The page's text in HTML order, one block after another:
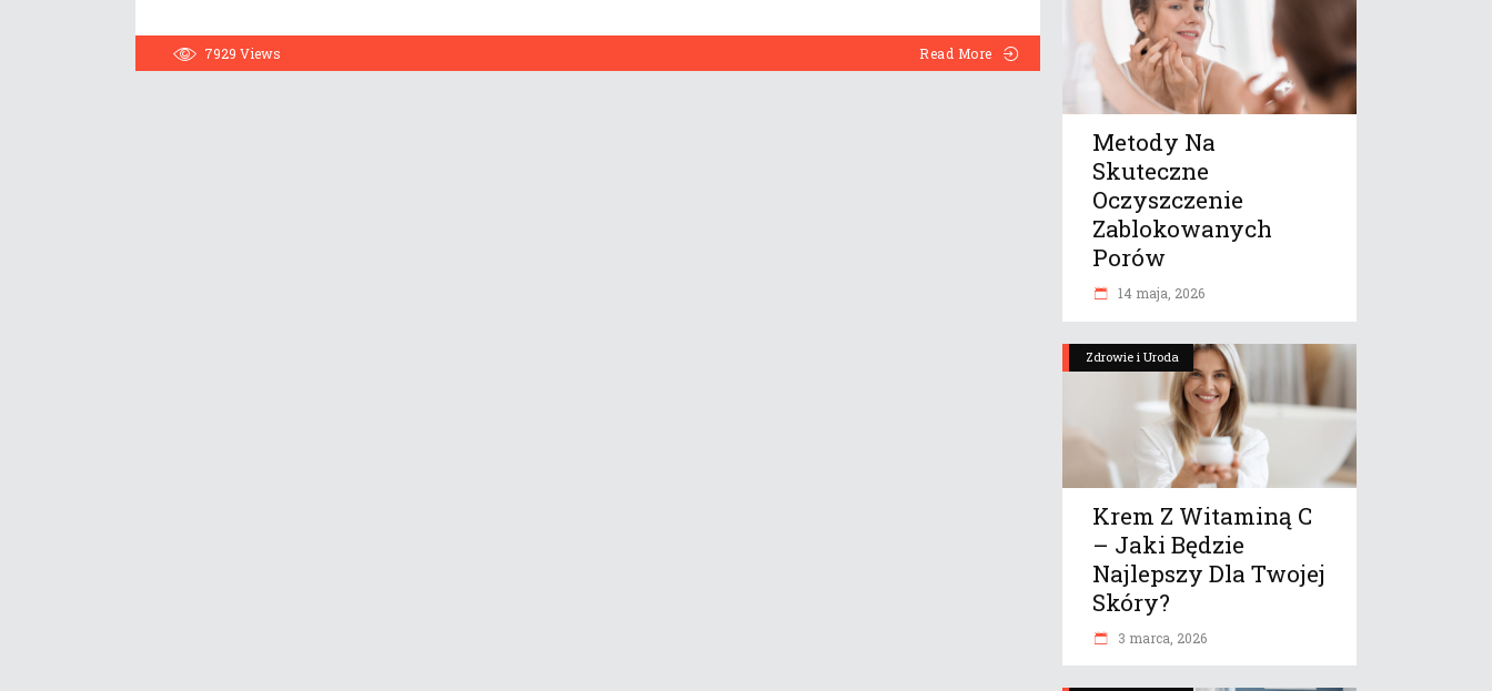
7929 Views Read More
Metody Na
Skuteczne
Oczyszczenie
Zablokowanych
Porów
14 maja, 2026
Zdrowie i Uroda
Krem Z Witaminą C
– Jaki Będzie
Najlepszy Dla Twojej
Skóry?
3 marca, 2026